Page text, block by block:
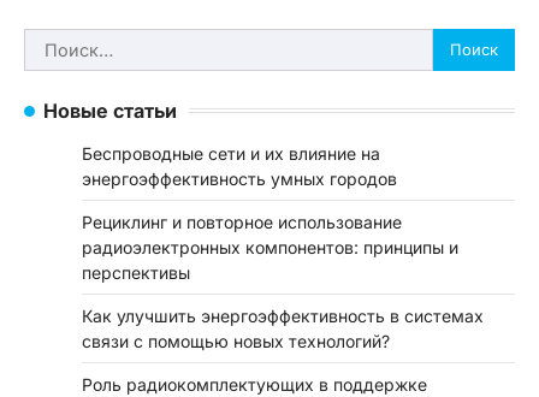
Найти:
Новые статьи
Беспроводные сети и их влияние на
энергоэффективность умных городов
Рециклинг и повторное использование
радиоэлектронных компонентов: принципы и
перспективы
Как улучшить энергоэффективность в системах
связи с помощью новых технологий?
Роль радиокомплектующих в поддержке